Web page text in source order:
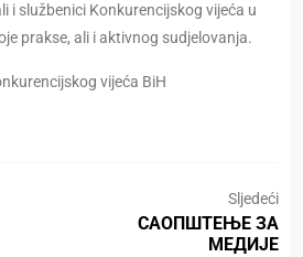
i službenici Konkurencijskog vijeća u
prakse, ali i aktivnog sudjelovanja.
vijeća BiH
Sljedeći
САОПШТЕЊЕ ЗА
МЕДИЈЕ